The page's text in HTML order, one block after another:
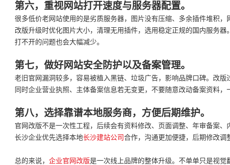
第六，重视网站打开速度与服务器配置。
很多低价老网站使用的是劣质服务器，图片没有压缩、多余插件堆积，
改版升级时优化图片大小，清理无用插件，选用稳定正规的国内服务
打不开的问题也会大幅减少。
第七，做好网站安全防护以及备案管理。
老旧官网漏洞较多，容易被植入黑链、垃圾广告，影响品牌口碑。改
同时企业营业执照、主体备案信息若无变更，不要随意改动备案资料
第八，选择靠谱本地服务商，方便后期维护。
官网改版不是一次性工程，后续会有资料修改、页面调整、年审备案、
长沙企业优先选择本地长沙建站公司合作，沟通更加便捷，后期修改调
总的来说， 企业官网改版是一次线上品牌的整体升级。不单单只是视